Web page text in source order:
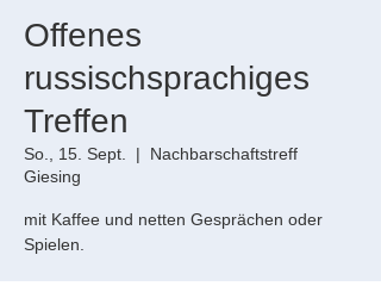
Offenes
russischsprachiges
Treffen
So., 15. Sept.
  |
Nachbarschaftstreff
Giesing
mit Kaffee und netten Gesprächen oder
Spielen.